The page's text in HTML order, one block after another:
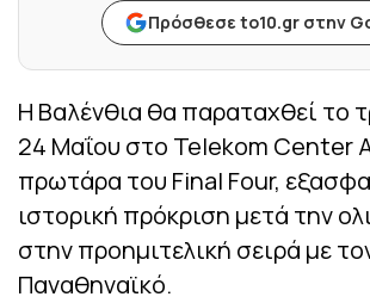
Πρόσθεσε to10.gr στην
Η Βαλένθια θα παραταχθεί το
24 Μαΐου στο Telekom Center
πρωτάρα του Final Four,
ιστορική πρόκριση μετά την
στην προημιτελική σειρά με
Παναθηναϊκό.